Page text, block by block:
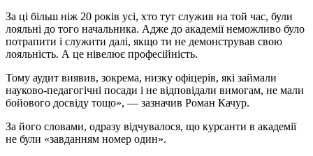
За ці більш ніж 20 років усі, хто тут служив на той час, були
лояльні до того начальника. Адже до академії неможливо було
потрапити і служити далі, якщо ти не демонстрував свою
лояльність. А це нівелює професійність.
Тому аудит виявив, зокрема, низку офіцерів, які займали
науково-педагогічні посади і не відповідали вимогам, не мали
бойового досвіду тощо», — зазначив Роман Качур.
За його словами, одразу відчувалося, що курсанти в академії
не були «завданням номер один».